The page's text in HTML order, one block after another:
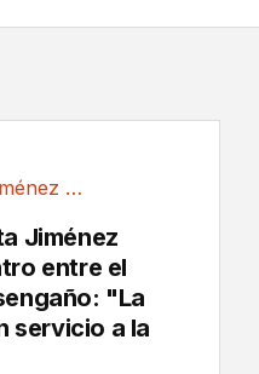
Manuel Vilas y Marta Jiménez Serrano, un...
Jiménez
entre el
"La
servicio a la